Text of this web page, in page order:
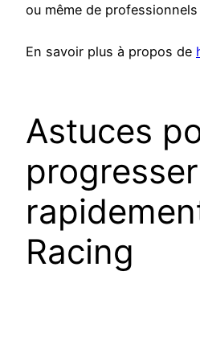
ou même de
En savoir plus à propos de
Astuces
progresser
Racing